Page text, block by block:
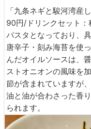
「九条ネギと駿河湾産
90円/ドリンクセット
パスタとなっており、
唐辛子・刻み海苔を使
んだオイルソースは、
ストオニオンの風味を
節が含まれていますが
油と油が合わさった香
られます。